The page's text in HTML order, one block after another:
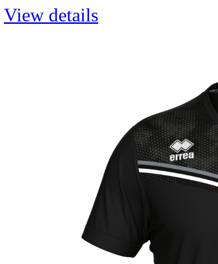
View details